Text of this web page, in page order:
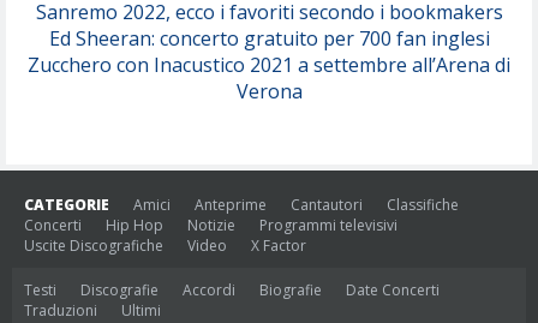
Sanremo 2022, ecco i favoriti secondo i bookmakers
Ed Sheeran: concerto gratuito per 700 fan inglesi
Zucchero con Inacustico 2021 a settembre all’Arena di
Verona
CATEGORIE Amici Anteprime Cantautori
Classifiche
Concerti
Hip Hop Notizie
Programmi televisivi
Uscite Discografiche
Video X Factor
Testi Discografie Accordi Biografie
Date Concerti
Traduzioni
Ultimi